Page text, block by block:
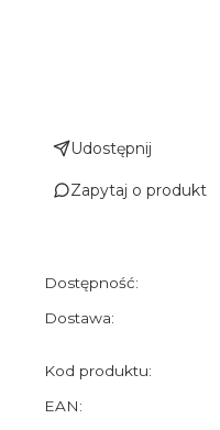
Udostępnij
Zapytaj o produkt
Dostępność:
Dostawa:
Kod produktu:
EAN: